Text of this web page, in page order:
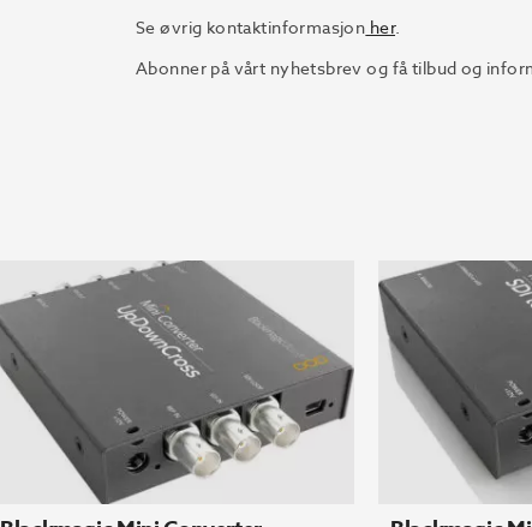
Se øvrig kontaktinformasjon her.
Abonner på vårt nyhetsbrev og få tilbud og